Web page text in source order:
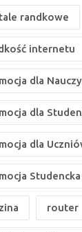
randkowe
internetu
dla
dla
dla
Studencka
router